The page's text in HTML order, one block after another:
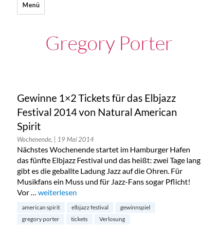
Menü
Gregory Porter
Gewinne 1×2 Tickets für das Elbjazz
Festival 2014 von Natural American
Spirit
Wochenende, | 19 Mai 2014
Nächstes Wochenende startet im Hamburger Hafen
das fünfte Elbjazz Festival und das heißt: zwei Tage lang
gibt es die geballte Ladung Jazz auf die Ohren. Für
Musikfans ein Muss und für Jazz-Fans sogar Pflicht!
Vor … „Gewinne 1×2 Tickets für das Elbjazz Festival 2014
weiterlesen
american spirit elbjazz festival
gewinnspiel
gregory porter
tickets Verlosung